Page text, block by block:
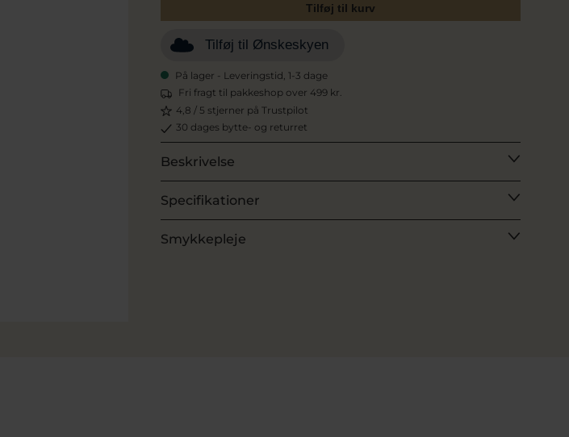
Tilføj til kurv
Tilføj til Ønskeskyen
På lager - Leveringstid, 1-3 dage
Fri fragt til pakkeshop over 499 kr.
4,8 / 5 stjerner på Trustpilot
30 dages bytte- og returret
Beskrivelse
Specifikationer
Smykkepleje